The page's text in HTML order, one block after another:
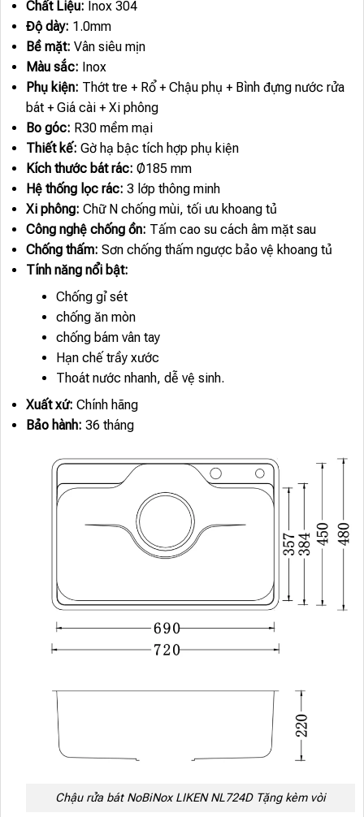
Chất Liệu: Inox 304
Độ dày: 1.0mm
Bề mặt: Vân siêu mịn
Màu sắc: Inox
Phụ kiện: Thớt tre + Rổ + Chậu phụ + Bình đựng nước rửa
bát + Giá cài + Xi phông
Bo góc: R30 mềm mại
Thiết kế: Gờ hạ bậc tích hợp phụ kiện
Kích thước bát rác: Ø185 mm
Hệ thống lọc rác: 3 lớp thông minh
Xi phông: Chữ N chống mùi, tối ưu khoang tủ
Công nghệ chống ồn: Tấm cao su cách âm mặt sau
Chống thấm: Sơn chống thấm ngược bảo vệ khoang tủ
Tính năng nổi bật:
Chống gỉ sét
chống ăn mòn
chống bám vân tay
Hạn chế trầy xước
Thoát nước nhanh, dễ vệ sinh.
Xuất xứ: Chính hãng
Bảo hành: 36 tháng
Chậu rửa bát NoBiNox LIKEN NL724D Tặng kèm vòi